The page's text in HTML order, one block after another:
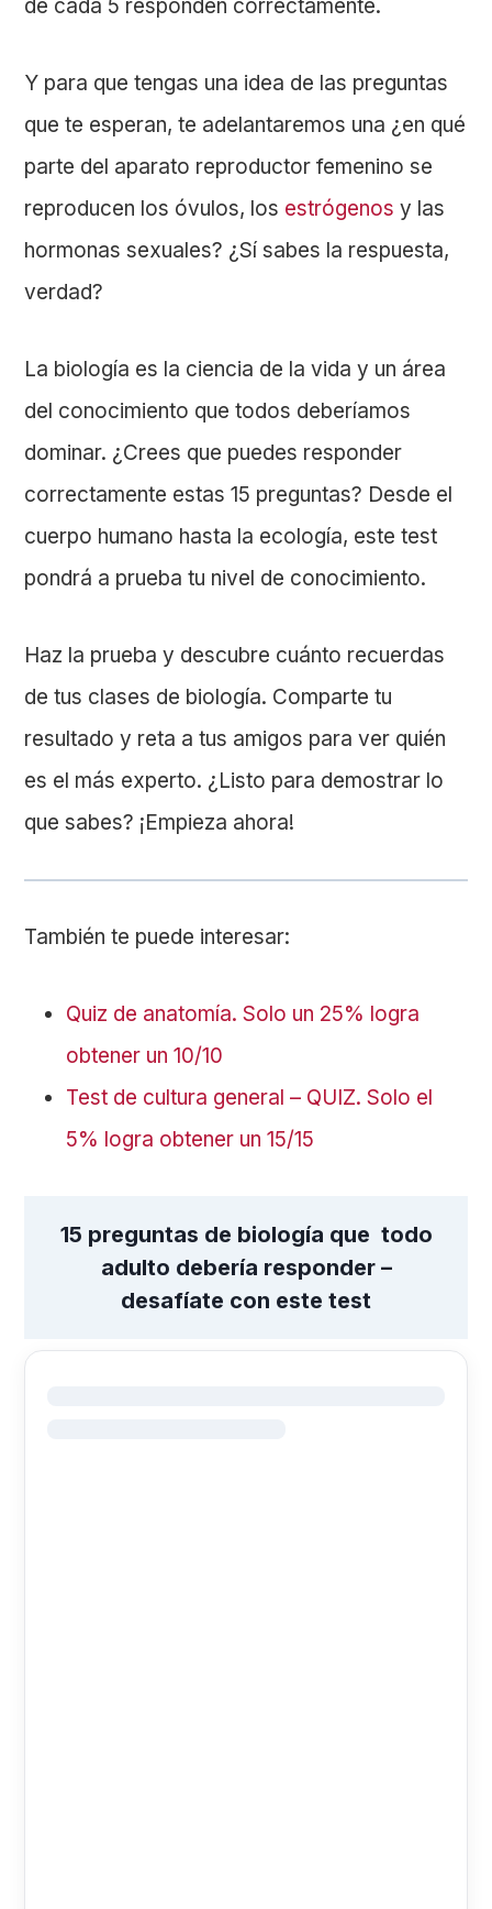
de cada 5 responden correctamente.
Y para que tengas una idea de las preguntas
que te esperan, te adelantaremos una ¿en qué
parte del aparato reproductor femenino se
reproducen los óvulos, los estrógenos y las
hormonas sexuales? ¿Sí sabes la respuesta,
verdad?
La biología es la ciencia de la vida y un área
del conocimiento que todos deberíamos
dominar. ¿Crees que puedes responder
correctamente estas 15 preguntas? Desde el
cuerpo humano hasta la ecología, este test
pondrá a prueba tu nivel de conocimiento.
Haz la prueba y descubre cuánto recuerdas
de tus clases de biología. Comparte tu
resultado y reta a tus amigos para ver quién
es el más experto. ¿Listo para demostrar lo
que sabes? ¡Empieza ahora!
También te puede interesar:
Quiz de anatomía. Solo un 25% logra
obtener un 10/10
Test de cultura general – QUIZ. Solo el
5% logra obtener un 15/15
15 preguntas de biología que todo
adulto debería responder –
desafíate con este test